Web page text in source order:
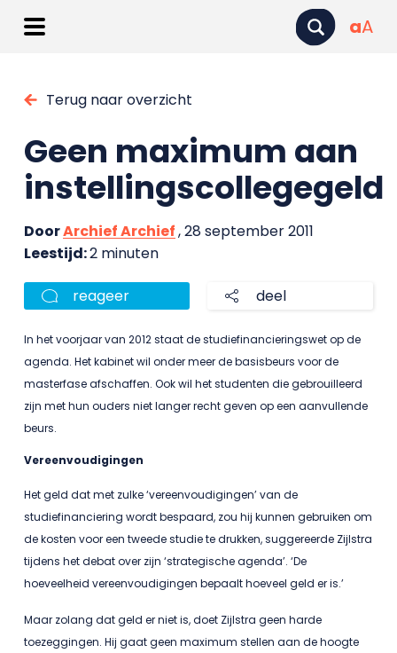
aA
Terug naar overzicht
Geen maximum aan
instellingscollegegeld
DoorArchief Archief, 28 september 2011
Leestijd:2 minuten
reageer deel
In het voorjaar van 2012 staat de studiefinancieringswet op de
agenda. Het kabinet wil onder meer de basisbeurs voor de
masterfase afschaffen. Ook wil het studenten die gebrouilleerd
zijn met hun ouders niet langer recht geven op een aanvullende
beurs.
Vereenvoudigingen
Het geld dat met zulke ‘vereenvoudigingen’ van de
studiefinanciering wordt bespaard, zou hij kunnen gebruiken om
de kosten voor een tweede studie te drukken, suggereerde Zijlstra
tijdens het debat over zijn ‘strategische agenda’. ‘De
hoeveelheid vereenvoudigingen bepaalt hoeveel geld er is.’
Maar zolang dat geld er niet is, doet Zijlstra geen harde
toezeggingen. Hij gaat geen maximum stellen aan de hoogte